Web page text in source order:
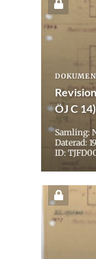
ÖJ C 14)
Samling:
Daterad:
ID: